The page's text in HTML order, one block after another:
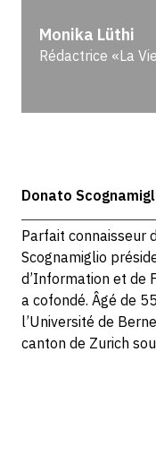
Monika Lüthi
Rédactrice «La
Donato
Parfait connaisseur
Scognamiglio
d’Information et de
a cofondé. Âgé de
l’Université de
canton de Zurich